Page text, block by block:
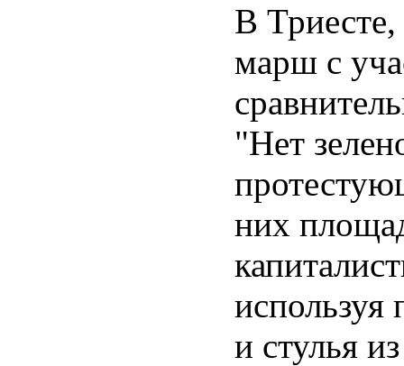
В
марш с
"Нет
них
и стулья